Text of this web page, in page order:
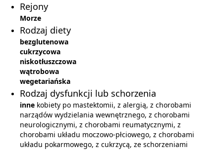
Rejony
Morze
Rodzaj diety
bezglutenowa
cukrzycowa
niskotłuszczowa
wątrobowa
wegetariańska
Rodzaj dysfunkcji lub schorzenia
inne kobiety po mastektomii, z alergią, z chorobami
narządów wydzielania wewnętrznego, z chorobami
neurologicznymi, z chorobami reumatycznymi, z
chorobami układu moczowo-płciowego, z chorobami
układu pokarmowego, z cukrzycą, ze schorzeniami